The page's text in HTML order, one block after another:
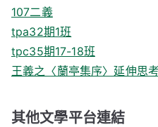
107二義
tpa32期1班
tpc35期17-18班
王義之〈蘭亭集序〉延伸思
其他文學平台連結